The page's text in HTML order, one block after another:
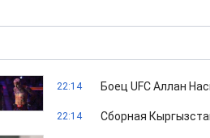
22:14 Боец UFC Аллан
22:14 Сборная